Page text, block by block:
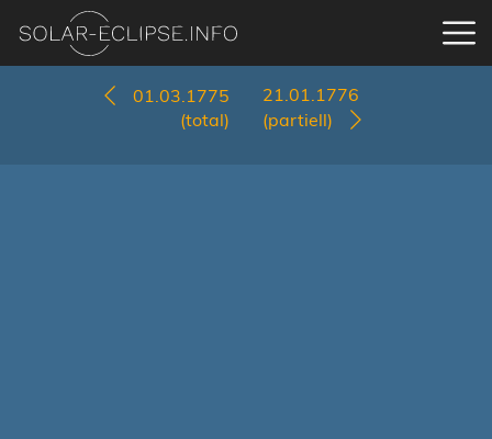
01.03.1775
(total)
21.01.1776
(partiell)